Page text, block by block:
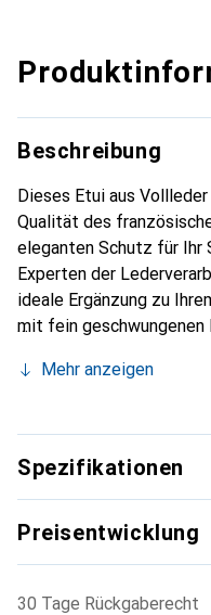
Beschreibung
Dieses Etui aus
Qualität des
eleganten Schutz für Ihr
Experten der
ideale Ergänzung zu
mit fein
Smartphone. Die Marke
für den anspruchsvollen
Mehr anzeigen
Spezifikationen
Preisentwicklung
30 Tage Rückgaberecht